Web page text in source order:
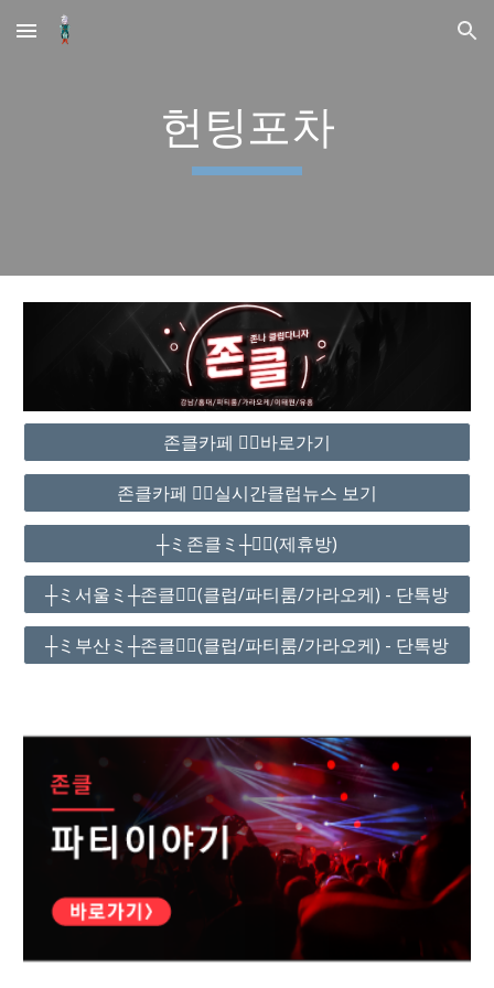
Skip to main content Skip to navigation
헌팅포차
존클카페 ❤️‍🔥바로가기
존클카페 ❤️‍🔥실시간클럽뉴스 보기
┼ミ존클ミ┼❤️‍🔥(제휴방)
┼ミ서울ミ┼존클❤️‍🔥(클럽/파티룸/가라오케) - 단톡방
┼ミ부산ミ┼존클❤️‍🔥(클럽/파티룸/가라오케) - 단톡방